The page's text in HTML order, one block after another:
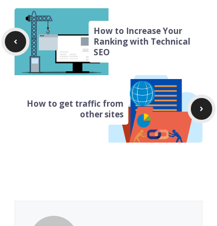
How to Increase Your
Ranking with Technical
SEO
How to get traffic from
other sites